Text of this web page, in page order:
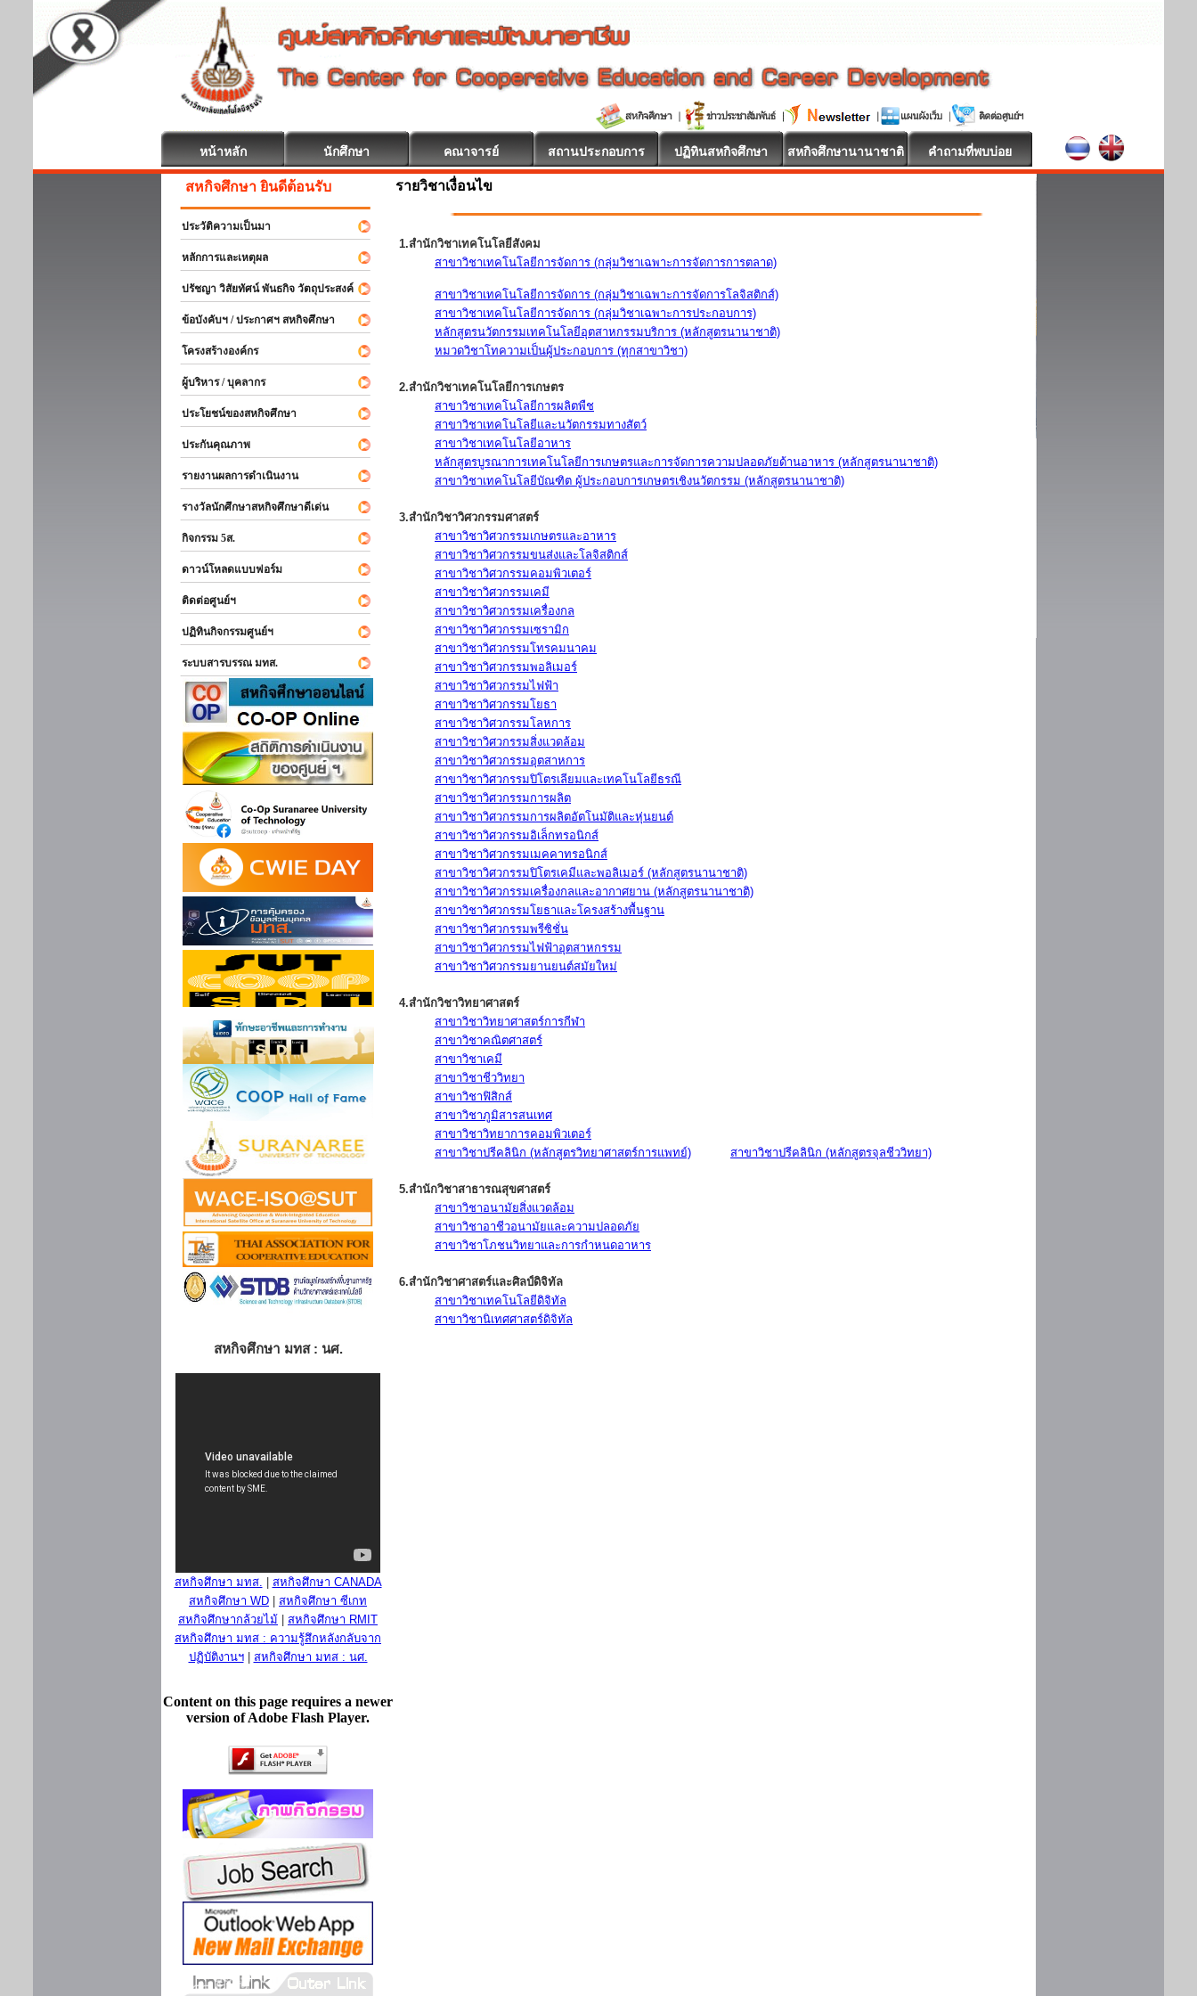
หน้าหลัก นักศึกษา คณาจารย์ สถานประกอบการ ปฏิทินสหกิจศึกษา สหกิจศึกษานานาชาติ คำถามที่พบบ่อย
สหกิจศึกษา ยินดีต้อนรับ
ประวัติความเป็นมา
หลักการและเหตุผล
ปรัชญา วิสัยทัศน์ พันธกิจ วัตถุประสงค์
ข้อบังคับฯ / ประกาศฯ สหกิจศึกษา
โครงสร้างองค์กร
ผู้บริหาร / บุคลากร
ประโยชน์ของสหกิจศึกษา
ประกันคุณภาพ
รายงานผลการดำเนินงาน
รางวัลนักศึกษาสหกิจศึกษาดีเด่น
กิจกรรม 5ส.
ดาวน์โหลดแบบฟอร์ม
ติดต่อศูนย์ฯ
ปฏิทินกิจกรรมศูนย์ฯ
ระบบสารบรรณ มทส.
สหกิจศึกษา มทส : นศ.
สหกิจศึกษา มทส.
สหกิจศึกษา CANADA
สหกิจศึกษา WD
สหกิจศึกษา ซีเกท
สหกิจศึกษากล้วยไม้
สหกิจศึกษา RMIT
สหกิจศึกษา มทส : ความรู้สึกหลังกลับจาก
ปฏิบัติงานฯ| สหกิจศึกษา มทส : นศ.
Content on this page requires a newer
version of Adobe Flash Player.
รายวิชาเงื่อนไข
1.สำนักวิชาเทคโนโลยีสังคม
สาขาวิชาเทคโนโลยีการจัดการ (กลุ่มวิชาเฉพาะการจัดการการตลาด)
สาขาวิชาเทคโนโลยีการจัดการ (กลุ่มวิชาเฉพาะการจัดการโลจิสติกส์)
สาขาวิชาเทคโนโลยีการจัดการ (กลุ่มวิชาเฉพาะการประกอบการ)
หลักสูตรนวัตกรรมเทคโนโลยีอุตสาหกรรมบริการ (หลักสูตรนานาชาติ)
หมวดวิชาโทความเป็นผู้ประกอบการ (ทุกสาขาวิชา)
2.สำนักวิชาเทคโนโลยีการเกษตร
สาขาวิชาเทคโนโลยีการผลิตพืช
สาขาวิชาเทคโนโลยีและนวัตกรรมทางสัตว์
สาขาวิชาเทคโนโลยีอาหาร
หลักสูตรบูรณาการเทคโนโลยีการเกษตรและการจัดการความปลอดภัยด้านอาหาร (หลักสูตรนานาชาติ)
สาขาวิชาเทคโนโลยีบัณฑิต ผู้ประกอบการเกษตรเชิงนวัตกรรม (หลักสูตรนานาชาติ)
3.สำนักวิชาวิศวกรรมศาสตร์
สาขาวิชาวิศวกรรมเกษตรและอาหาร
สาขาวิชาวิศวกรรมขนส่งและโลจิสติกส์
สาขาวิชาวิศวกรรมคอมพิวเตอร์
สาขาวิชาวิศวกรรมเคมี
สาขาวิชาวิศวกรรมเครื่องกล
สาขาวิชาวิศวกรรมเซรามิก
สาขาวิชาวิศวกรรมโทรคมนาคม
สาขาวิชาวิศวกรรมพอลิเมอร์
สาขาวิชาวิศวกรรมไฟฟ้า
สาขาวิชาวิศวกรรมโยธา
สาขาวิชาวิศวกรรมโลหการ
สาขาวิชาวิศวกรรมสิ่งแวดล้อม
สาขาวิชาวิศวกรรมอุตสาหการ
สาขาวิชาวิศวกรรมปิโตรเลียมและเทคโนโลยีธรณี
สาขาวิชาวิศวกรรมการผลิต
สาขาวิชาวิศวกรรมการผลิตอัตโนมัติและหุ่นยนต์
สาขาวิชาวิศวกรรมอิเล็กทรอนิกส์
สาขาวิชาวิศวกรรมเมคคาทรอนิกส์
สาขาวิชาวิศวกรรมปิโตรเคมีและพอลิเมอร์ (หลักสูตรนานาชาติ)
สาขาวิชาวิศวกรรมเครื่องกลและอากาศยาน (หลักสูตรนานาชาติ)
สาขาวิชาวิศวกรรมโยธาและโครงสร้างพื้นฐาน
สาขาวิชาวิศวกรรมพรีซิชั่น
สาขาวิชาวิศวกรรมไฟฟ้าอุตสาหกรรม
สาขาวิชาวิศวกรรมยานยนต์สมัยใหม่
4.สำนักวิชาวิทยาศาสตร์
สาขาวิชาวิทยาศาสตร์การกีฬา
สาขาวิชาคณิตศาสตร์
สาขาวิชาเคมี
สาขาวิชาชีววิทยา
สาขาวิชาฟิสิกส์
สาขาวิชาภูมิสารสนเทศ
สาขาวิชาวิทยาการคอมพิวเตอร์
สาขาวิชาปรีคลินิก (หลักสูตรวิทยาศาสตร์การแพทย์)
สาขาวิชาปรีคลินิก (หลักสูตรจุลชีววิทยา)
5.สำนักวิชาสาธารณสุขศาสตร์
สาขาวิชาอนามัยสิ่งแวดล้อม
สาขาวิชาอาชีวอนามัยและความปลอดภัย
สาขาวิชาโภชนวิทยาและการกำหนดอาหาร
6.สำนักวิชาศาสตร์และศิลป์ดิจิทัล
สาขาวิชาเทคโนโลยีดิจิทัล
สาขาวิชานิเทศศาสตร์ดิจิทัล